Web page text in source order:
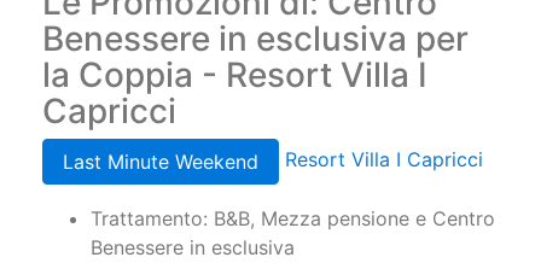
Benessere in esclusiva per
la Coppia - Resort Villa I
Capricci
Last Minute Weekend Resort Villa I Capricci
Trattamento: B&B, Mezza pensione e Centro
Benessere in esclusiva